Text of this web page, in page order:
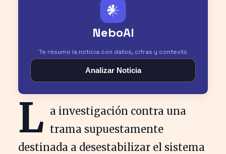
𒀭
NeboAI
Te resumo la noticia con datos, cifras y contexto
Analizar Noticia
L a investigación contra una
trama supuestamente
destinada a desestabilizar el sistema